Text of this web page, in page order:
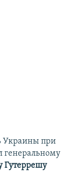
Украины при
генеральному
Гутеррешу